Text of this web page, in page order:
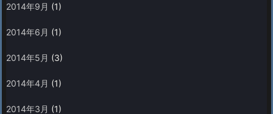
2014年9月 (1)
2014年6月 (1)
2014年5月 (3)
2014年4月 (1)
2014年3月 (1)